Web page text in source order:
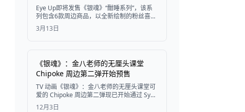
Eye Up即将发售《银魂》“酣睡系列”，该系
列包含6款周边商品，以全新绘制的粉丝喜爱
角色插图为特色。现已在Eye Up官方在线商
店接受预订，全国零售将于2026年3月下旬
3月13日
《银魂》：金八老师的无厘头课堂
Chipoke 周边第二弹开始预售
TV 动画《银魂》：金八老师的无厘头课堂可
爱的 Chipoke 周边第二弹现已开始通过 Sync
Innovation Co., Ltd. 预售。
12月3日